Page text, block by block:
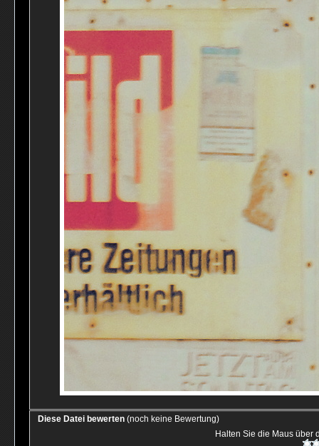
Diese Datei bewerten (noch keine Bewertung)
Halten Sie die Maus über